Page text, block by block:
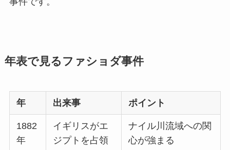
年表で見るファショダ事件
年 出来事 ポイント
1882
年
イギリスがエ
ジプトを占領
ナイル川流域への関
心が強まる